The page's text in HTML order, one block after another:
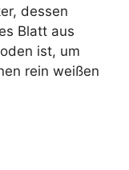
dessen
Blatt aus
ist, um
rein weißen